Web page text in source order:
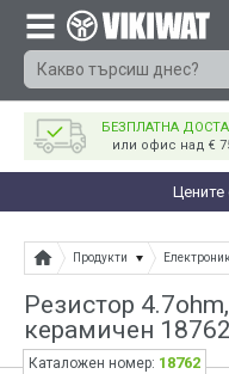
БЕЗПЛАТНА
или офис над €
Продукти
Резистор
керамичен 18762
Каталожен номер: 18762